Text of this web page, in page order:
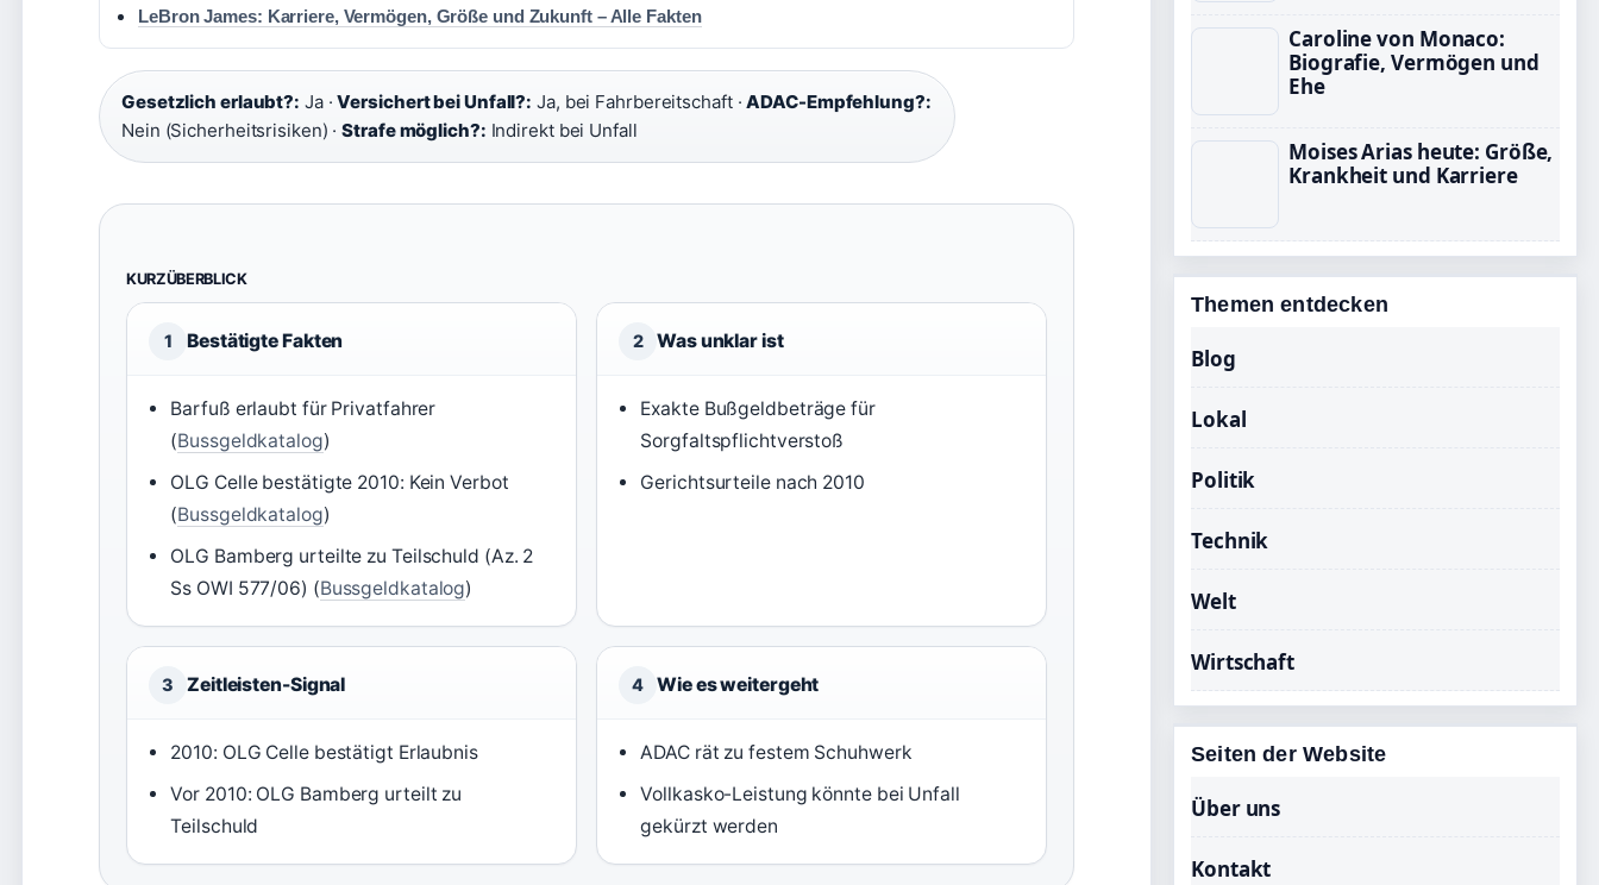
LeBron James: Karriere, Vermögen, Größe und Zukunft – Alle Fakten
Gesetzlich erlaubt?: Ja ·Versichert bei Unfall?: Ja, bei Fahrbereitschaft ·ADAC-Empfehlung?:
Nein (Sicherheitsrisiken) ·Strafe möglich?: Indirekt bei Unfall
KURZÜBERBLICK
1 Bestätigte Fakten
Barfuß erlaubt für Privatfahrer
(Bussgeldkatalog)
OLG Celle bestätigte 2010: Kein Verbot
(Bussgeldkatalog)
OLG Bamberg urteilte zu Teilschuld (Az. 2
Ss OWI 577/06) (Bussgeldkatalog)
2 Was unklar ist
Exakte Bußgeldbeträge für
Sorgfaltspflichtverstoß
Gerichtsurteile nach 2010
3 Zeitleisten-Signal
2010: OLG Celle bestätigt Erlaubnis
Vor 2010: OLG Bamberg urteilt zu
Teilschuld
4 Wie es weitergeht
ADAC rät zu festem Schuhwerk
Vollkasko-Leistung könnte bei Unfall
gekürzt werden
Caroline von Monaco:
Biografie, Vermögen und
Ehe
Moises Arias heute: Größe,
Krankheit und Karriere
Themen entdecken
Blog
Lokal
Politik
Technik
Welt
Wirtschaft
Seiten der Website
Über uns
Kontakt